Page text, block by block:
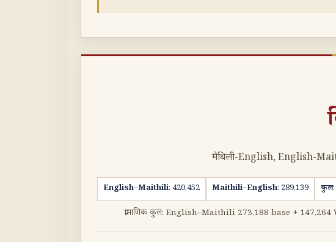
मैथिली-English, English-
English–Maithili: 420,452 Maithili–English: 289,139 कुल
प्रामाणिक कुल: English–Maithili 273,188 base +